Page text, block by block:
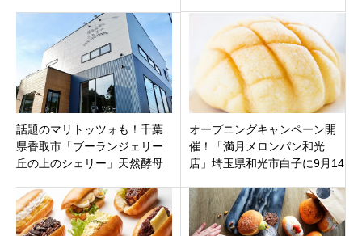
話題のマリトッツォも！千葉
県香取市「ブーランジェリー
丘の上のシェリー」天然酵母
ープン
オープニングキャンペーン開
催！「満月メロンパン和光
店」埼玉県和光市白子に9月14
です。